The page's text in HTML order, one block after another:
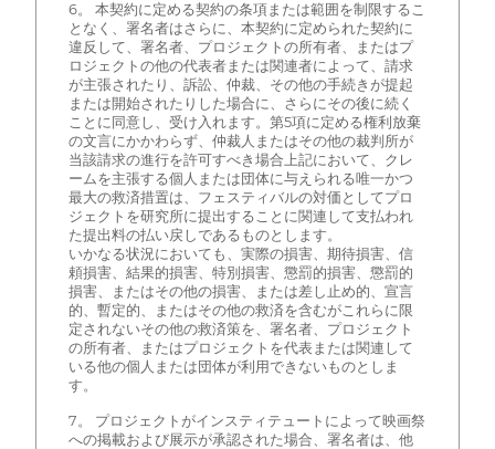
6。 本契約に定める契約の条項または範囲を制限するこ
となく、署名者はさらに、本契約に定められた契約に
違反して、署名者、プロジェクトの所有者、またはプ
ロジェクトの他の代表者または関連者によって、請求
が主張されたり、訴訟、仲裁、その他の手続きが提起
または開始されたりした場合に、さらにその後に続く
ことに同意し、受け入れます。第5項に定める権利放棄
の文言にかかわらず、仲裁人またはその他の裁判所が
当該請求の進行を許可すべき場合上記において、クレ
ームを主張する個人または団体に与えられる唯一かつ
最大の救済措置は、フェスティバルの対価としてプロ
ジェクトを研究所に提出することに関連して支払われ
た提出料の払い戻しであるものとします。
いかなる状況においても、実際の損害、期待損害、信
頼損害、結果的損害、特別損害、懲罰的損害、懲罰的
損害、またはその他の損害、または差し止め的、宣言
的、暫定的、またはその他の救済を含むがこれらに限
定されないその他の救済策を、署名者、プロジェクト
の所有者、またはプロジェクトを代表または関連して
いる他の個人または団体が利用できないものとしま
す。
7。 プロジェクトがインスティテュートによって映画祭
への掲載および展示が承認された場合、署名者は、他